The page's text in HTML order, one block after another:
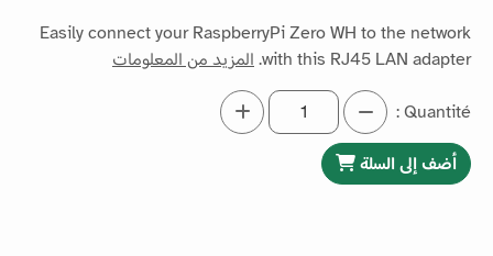
Easily connect your RaspberryPi Zero WH to the network
with this RJ45 LAN adapter. المزيد من المعلومات
Quantité :
أضف إلى السلة